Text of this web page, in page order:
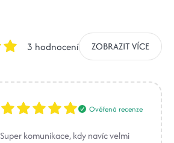
3 hodnocení ZOBRAZIT VÍCE
Ověřená recenze
Super komunikace, kdy navíc velmi